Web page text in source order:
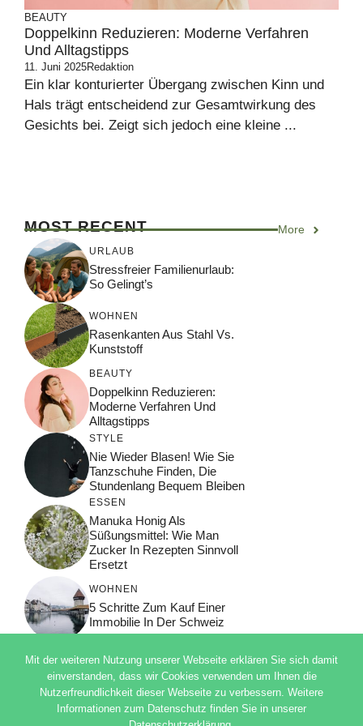
BEAUTY
Doppelkinn Reduzieren: Moderne Verfahren
Und Alltagstipps
11. Juni 2025Redaktion
Ein klar konturierter Übergang zwischen Kinn und
Hals trägt entscheidend zur Gesamtwirkung des
Gesichts bei. Zeigt sich jedoch eine kleine ...
MOST RECENT More
URLAUB
Stressfreier Familienurlaub:
So Gelingt’s
WOHNEN
Rasenkanten Aus Stahl Vs.
Kunststoff
BEAUTY
Doppelkinn Reduzieren:
Moderne Verfahren Und
Alltagstipps
STYLE
Nie Wieder Blasen! Wie Sie
Tanzschuhe Finden, Die
Stundenlang Bequem Bleiben
ESSEN
Manuka Honig Als
Süßungsmittel: Wie Man
Zucker In Rezepten Sinnvoll
Ersetzt
WOHNEN
5 Schritte Zum Kauf Einer
Immobilie In Der Schweiz
© 2026 ADSIMPLE
DATENSCHUTZERKLÄRUNG
Mit der weiteren Nutzung unserer Webseite erklären Sie sich damit
einverstanden, dass wir Cookies verwenden um Ihnen die
Nutzerfreundlichkeit dieser Webseite zu verbessern. Weitere
Informationen zum Datenschutz finden Sie in unserer